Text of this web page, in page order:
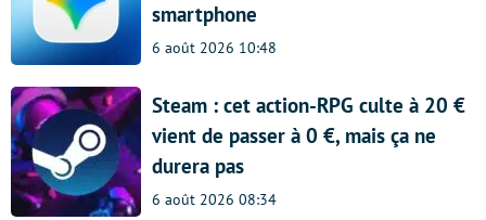
smartphone
6 août 2026 10:48
Steam : cet action-RPG culte à 20 €
vient de passer à 0 €, mais ça ne
durera pas
6 août 2026 08:34